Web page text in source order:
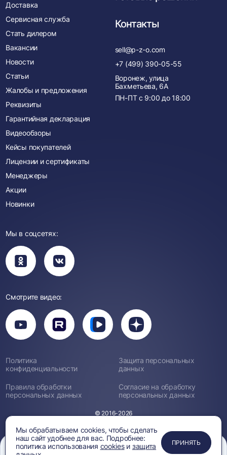
ПРИМЕНИТЬ
ЗАКРЫТЬ
ЗАКРЫТЬ
ЗАКРЫТЬ
Мы обрабатываем cookies, чтобы сделать
наш сайт удобнее для вас. Подробнее:
политика использования cookiesи защита
ПРИНЯТЬ
Доставка
Сервисная служба
Стать дилером
Вакансии
Новости
Статьи
Жалобы и предложения
Реквизиты
Гарантийная декларация
Видеообзоры
Кейсы покупателей
Лицензии и сертификаты
Менеджеры
Акции
Новинки
Контакты
sell@p-z-o.com
+7 (499) 390-05-55
Воронеж, улица
Бахметьева, 6А
ПН-ПТ с 9:00 до 18:00
Мы в соцсетях:
Вы
перейдете
в
группу
Вы
перейдете
в
группу
Смотрите видео:
Вы
перейдете
на
канал
Вы
перейдете
Вы
перейдете
Вы
перейдете
Дзен
Политика
конфиденциальности
Защита персональных
данных
Правила обработки
персональных данных
Согласие на обработку
персональных данных
© 2016-2026